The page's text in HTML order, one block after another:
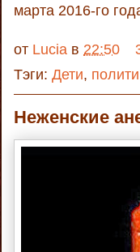
марта 2016-го
от Lucia в 22:50
Тэги: Дети,
Неженские